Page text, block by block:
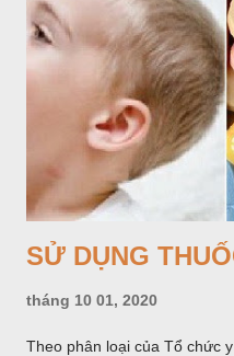
SỬ DỤNG
tháng 10 01, 2020
Theo phân loại của Tổ chức